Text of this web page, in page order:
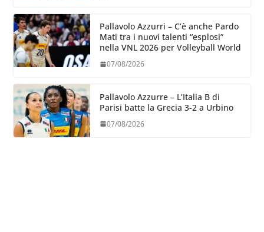
Pallavolo Azzurri – C’è anche Pardo
Mati tra i nuovi talenti “esplosi”
nella VNL 2026 per Volleyball World
07/08/2026
Pallavolo Azzurre – L’Italia B di
Parisi batte la Grecia 3-2 a Urbino
07/08/2026